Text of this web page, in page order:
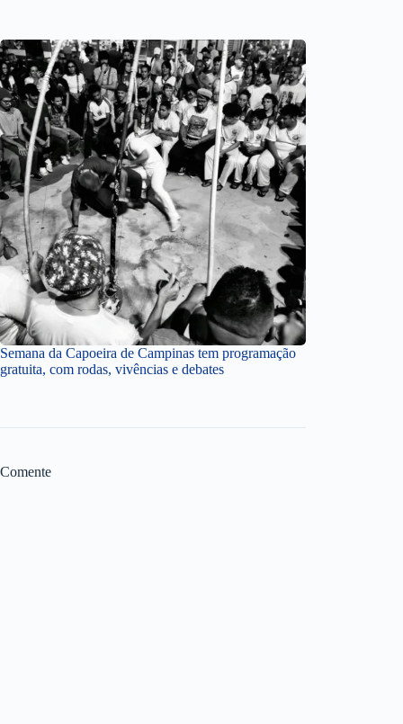
Semana da Capoeira de Campinas tem programação
gratuita, com rodas, vivências e debates
Comente